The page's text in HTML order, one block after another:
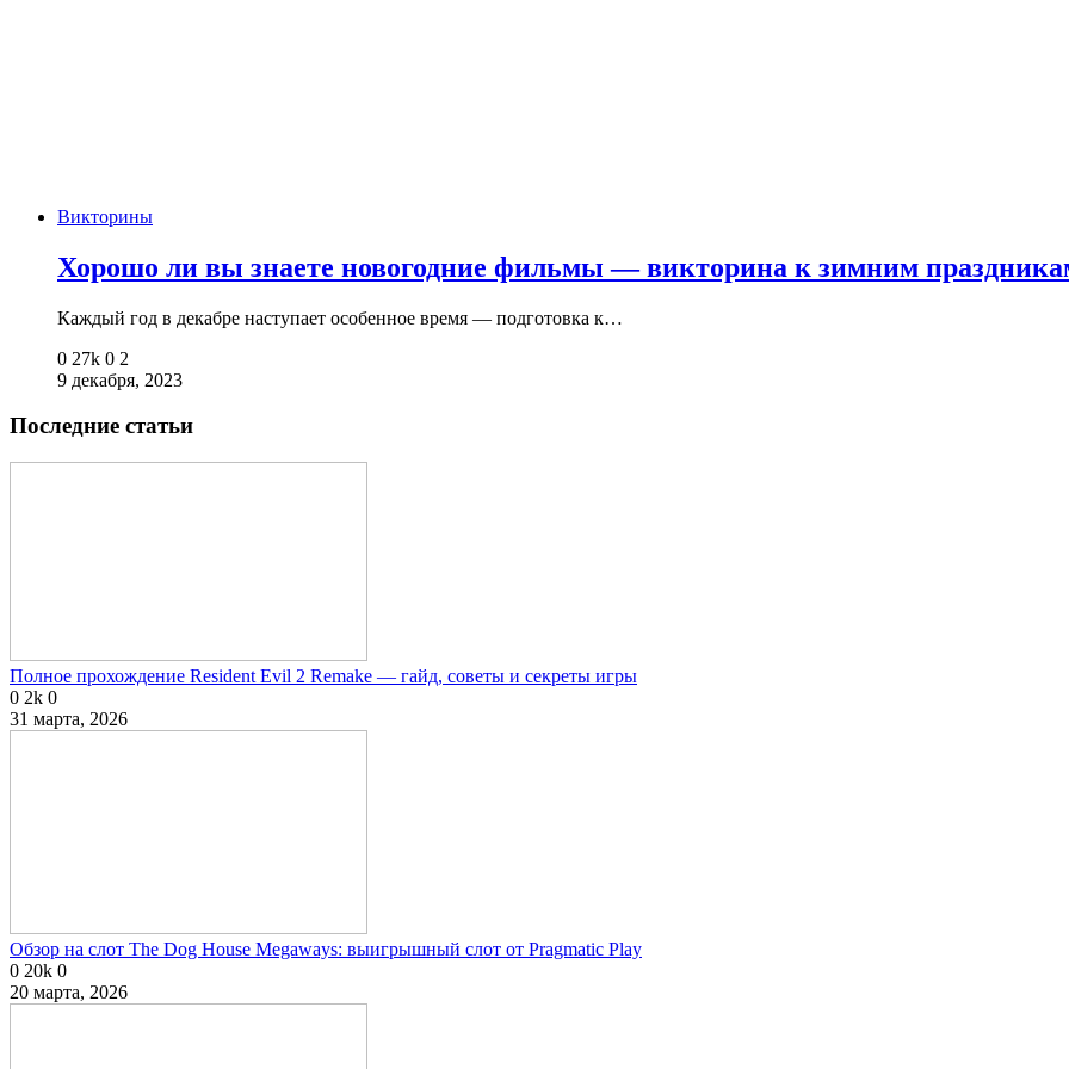
Викторины
Хорошо ли вы знаете новогодние фильмы — викторина к зимним
Каждый год в декабре наступает особенное время — подготовка к…
0 27k 0 2
9 декабря, 2023
Последние статьи
Полное прохождение Resident Evil 2 Remake — гайд, советы и секреты игры
0 2k 0
31 марта, 2026
Обзор на слот The Dog House Megaways: выигрышный слот от Pragmatic Play
0 20k 0
20 марта, 2026